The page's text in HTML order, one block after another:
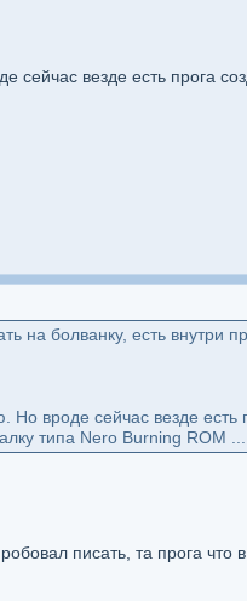
сейчас везде есть прога
на болванку, есть внутри
Но вроде сейчас везде
типа Nero Burning ROM ...
писать, та прога что